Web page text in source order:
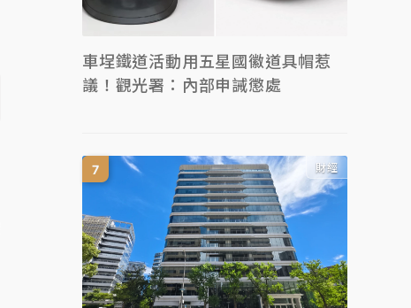
車埕鐵道活動用五星國徽道具帽惹
議！觀光署：內部申誡懲處
財經